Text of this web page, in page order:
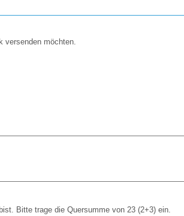
versenden möchten.
Bitte trage die Quersumme von 23 (2+3) ein.